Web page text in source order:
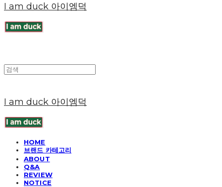
I am duck 아이엠덕
I am duck 아이엠덕
HOME
브랜드 카테고리
ABOUT
Q&A
REVIEW
NOTICE